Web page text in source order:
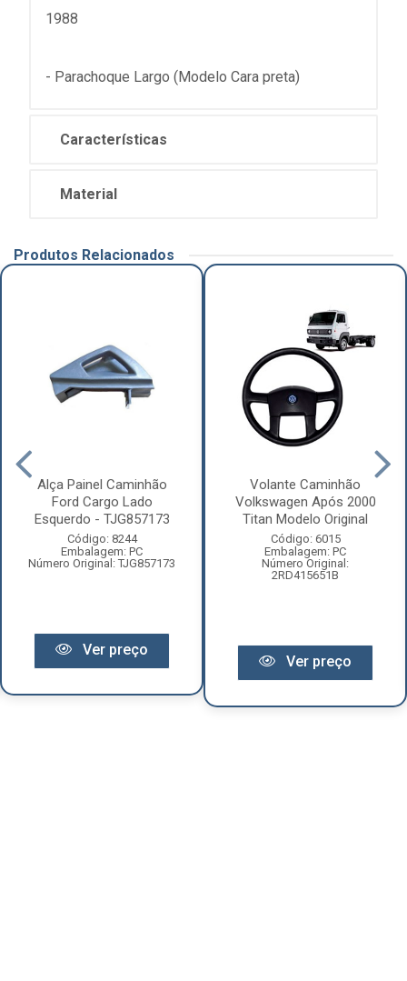
1988
- Parachoque Largo (Modelo Cara preta)
Características
Material
Produtos Relacionados
Alça Painel Caminhão
Ford Cargo Lado
Esquerdo - TJG857173
Código: 8244
Embalagem: PC
Número Original: TJG857173
Ver preço
Volante Caminhão
Volkswagen Após 2000
Titan Modelo Original
Código: 6015
Embalagem: PC
Número Original:
2RD415651B
Ver preço